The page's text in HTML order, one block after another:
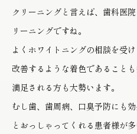
クリーニングと言えば、歯科医
リーニングですね。
よくホワイトニングの相談を受
改善するような着色であること
満足される方も大勢います。
むし歯、歯周病、口臭予防にも
とおっしゃってくれる患者様が多